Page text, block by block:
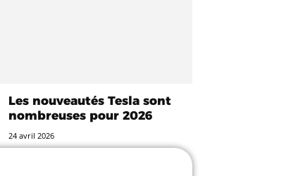
Les nouveautés Tesla sont
nombreuses pour 2026
24 avril 2026